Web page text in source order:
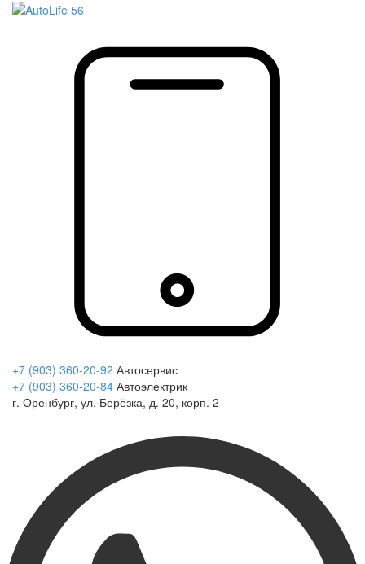
+7 (903) 360-20-92 Автосервис
+7 (903) 360-20-84 Автоэлектрик
г. Оренбург, ул. Берёзка, д. 20, корп. 2